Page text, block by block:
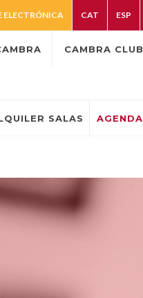
ELECTRÓNICA CAT ESP
CAMBRA CLUB
SALAS AGENDA